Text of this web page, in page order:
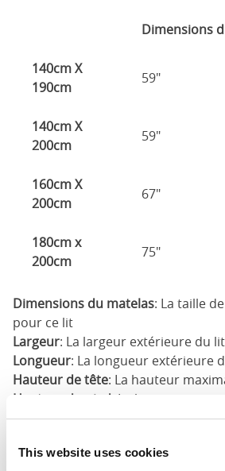
This website uses cookies
Dimensions
140cm X
190cm
59"
140cm X
200cm
59"
160cm X
200cm
67"
180cm x
200cm
75"
Dimensions du matelas: La taille
pour ce lit
Largeur: La largeur extérieure du lit
Longueur: La longueur extérieure
Hauteur de tête: La hauteur
Hauteur du pied : La hauteur
cadre de lit. Il peut y avoir une